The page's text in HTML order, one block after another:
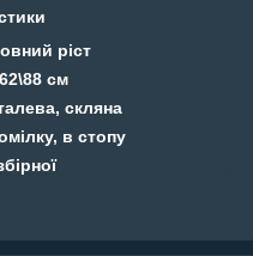
ріст
см
скляна
в стопу